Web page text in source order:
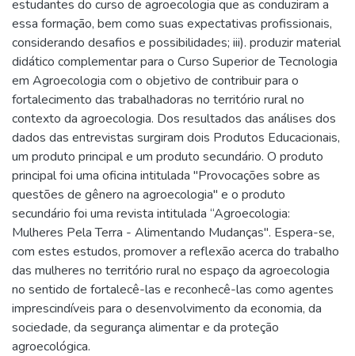
estudantes do curso de agroecologia que as conduziram a
essa formação, bem como suas expectativas profissionais,
considerando desafios e possibilidades; iii). produzir material
didático complementar para o Curso Superior de Tecnologia
em Agroecologia com o objetivo de contribuir para o
fortalecimento das trabalhadoras no território rural no
contexto da agroecologia. Dos resultados das análises dos
dados das entrevistas surgiram dois Produtos Educacionais,
um produto principal e um produto secundário. O produto
principal foi uma oficina intitulada "Provocações sobre as
questões de gênero na agroecologia" e o produto
secundário foi uma revista intitulada “Agroecologia:
Mulheres Pela Terra - Alimentando Mudanças". Espera-se,
com estes estudos, promover a reflexão acerca do trabalho
das mulheres no território rural no espaço da agroecologia
no sentido de fortalecê-las e reconhecê-las como agentes
imprescindíveis para o desenvolvimento da economia, da
sociedade, da segurança alimentar e da proteção
agroecológica.